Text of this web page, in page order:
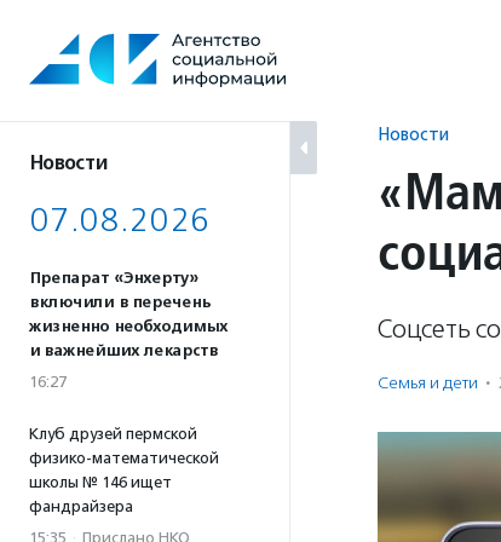
содержанию
Новости
07.08.2026
Препарат «Энхерту»
включили в перечень
жизненно необходимых
и важнейших лекарств
16:27
Клуб друзей пермской
физико-математической
школы № 146 ищет
фандрайзера
15:35 · Прислано НКО
Новости
Соцсеть
Семья и дети ·